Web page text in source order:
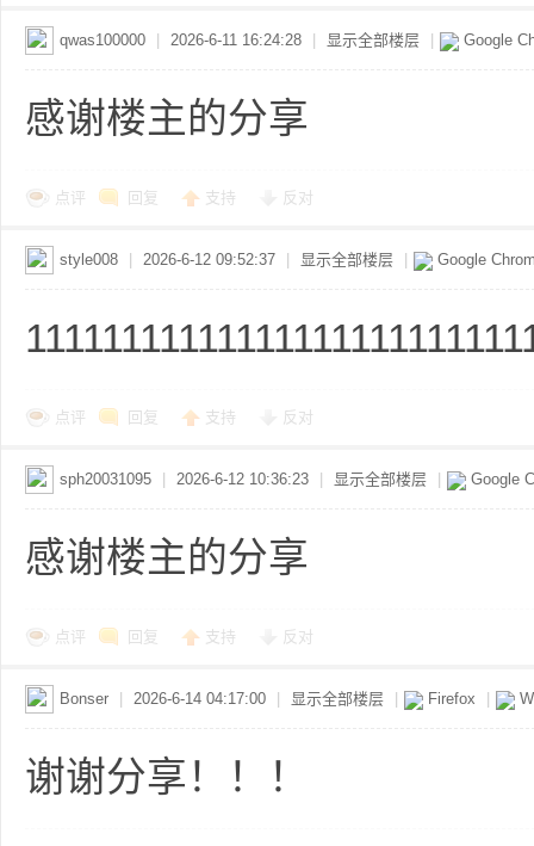
qwas100000 2026-6-11 16:24:28 显示全部楼层 Google
感谢楼主的分享
点评 回复 支持 反对
style008 2026-6-12 09:52:37 显示全部楼层 Google
点评 回复 支持 反对
sph20031095 2026-6-12 10:36:23 显示全部楼层 Google
感谢楼主的分享
点评 回复 支持 反对
Bonser 2026-6-14 04:17:00 显示全部楼层 Firefox
谢谢分享！！！